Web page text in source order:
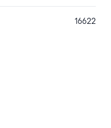
16622